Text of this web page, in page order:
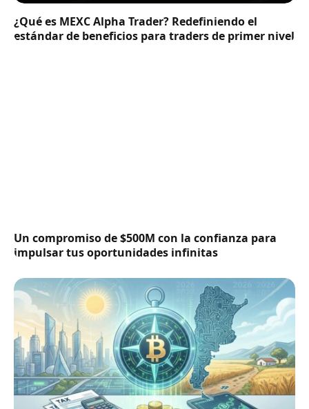
¿Qué es MEXC Alpha Trader? Redefiniendo el
estándar de beneficios para traders de primer nivel
Un compromiso de $500M con la confianza para
impulsar tus oportunidades infinitas